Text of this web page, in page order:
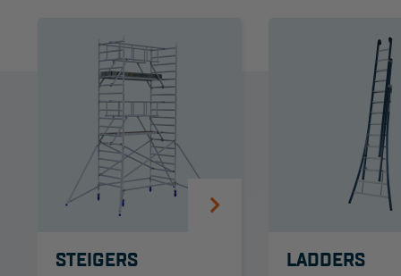
KEURING
Keuring en Inspectie
Ladders en
trappen
STEIGERS LADDERS